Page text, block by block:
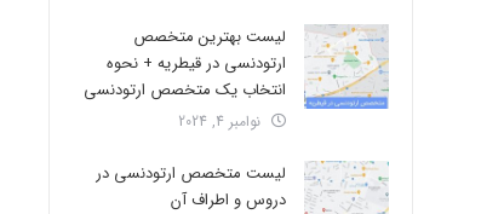
لیست بهترین متخصص
ارتودنسی در قیطریه + نحوه
انتخاب یک متخصص ارتودنسی
نوامبر 4, 2024
لیست متخصص ارتودنسی در
دروس و اطراف آن